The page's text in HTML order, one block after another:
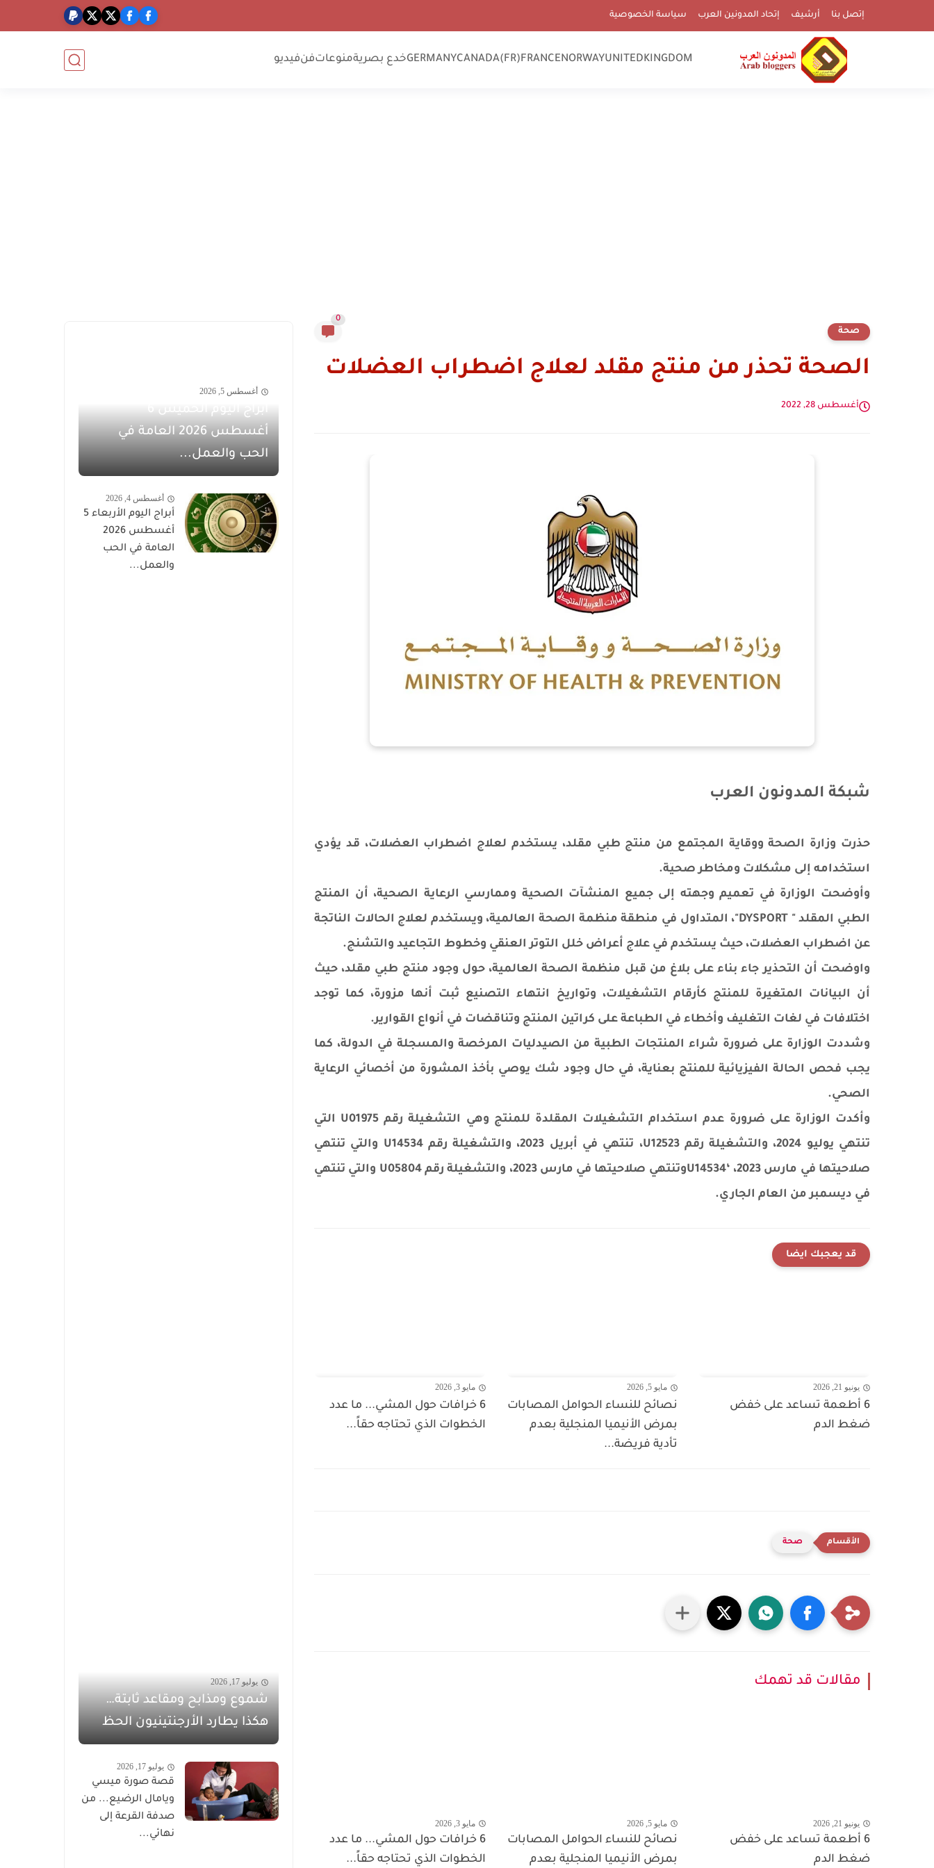
إتصل بنا أرشيف إتحاد المدونين العرب سياسة الخصوصية
UNITEDKINGDOM
NORWAY
FRANCE
CANADA(FR)
GERMANYخدع بصريةمنوعاتفنفيديو
صحة
0
الصحة تحذر من منتج مقلد لعلاج اضطراب العضلات
أغسطس 28, 2022
شبكة المدونون العرب
حذرت وزارة الصحة ووقاية المجتمع من منتج طبي مقلد، يستخدم لعلاج اضطراب العضلات، قد يؤدي
استخدامه إلى مشكلات ومخاطر صحية.
وأوضحت الوزارة في تعميم وجهته إلى جميع المنشآت الصحية وممارسي الرعاية الصحية، أن المنتج
الطبي المقلد " DYSPORT"، المتداول في منطقة منظمة الصحة العالمية، ويستخدم لعلاج الحالات الناتجة
عن اضطراب العضلات، حيث يستخدم في علاج أعراض خلل التوتر العنقي وخطوط التجاعيد والتشنج.
واوضحت أن التحذير جاء بناء على بلاغ من قبل منظمة الصحة العالمية، حول وجود منتج طبي مقلد، حيث
أن البيانات المتغيرة للمنتج كأرقام التشغيلات، وتواريخ انتهاء التصنيع ثبت أنها مزورة، كما توجد
اختلافات في لغات التغليف وأخطاء في الطباعة على كراتين المنتج وتناقضات في أنواع القوارير.
وشددت الوزارة على ضرورة شراء المنتجات الطبية من الصيدليات المرخصة والمسجلة في الدولة، كما
يجب فحص الحالة الفيزيائية للمنتج بعناية، في حال وجود شك يوصي بأخذ المشورة من أخصائي الرعاية
الصحي.
وأكدت الوزارة على ضرورة عدم استخدام التشغيلات المقلدة للمنتج وهي التشغيلة رقم U01975 التي
تنتهي يوليو 2024، والتشغيلة رقم U12523، تنتهي في أبريل 2023، والتشغيلة رقم U14534 والتي تنتهي
صلاحيتها في مارس 2023، ‘U14534وتنتهي صلاحيتها في مارس 2023، والتشغيلة رقم U05804 والتي تنتهي
في ديسمبر من العام الجاري.
قد يعجبك ايضا
يونيو 21, 2026
6 أطعمة تساعد على خفض
ضغط الدم
مايو 5, 2026
نصائح للنساء الحوامل المصابات
بمرض الأنيميا المنجلية بعدم
تأدية فريضة...
مايو 3, 2026
6 خرافات حول المشي... ما عدد
الخطوات الذي تحتاجه حقاً...
صحة
مقالات قد تهمك
يونيو 21, 2026
6 أطعمة تساعد على خفض
ضغط الدم
مايو 5, 2026
نصائح للنساء الحوامل المصابات
بمرض الأنيميا المنجلية بعدم
مايو 3, 2026
6 خرافات حول المشي... ما عدد
الخطوات الذي تحتاجه حقاً...
أغسطس 5, 2026
أبراج اليوم الخميس 6
أغسطس 2026 العامة في
الحب والعمل...
أغسطس 4, 2026
أبراج اليوم الأربعاء 5
أغسطس 2026
العامة في الحب
والعمل...
يوليو 17, 2026
شموع ومذابح ومقاعد ثابتة…
هكذا يطارد الأرجنتينيون الحظ
يوليو 17, 2026
قصة صورة ميسي
ويامال الرضيع... من
صدفة القرعة إلى
نهائي...